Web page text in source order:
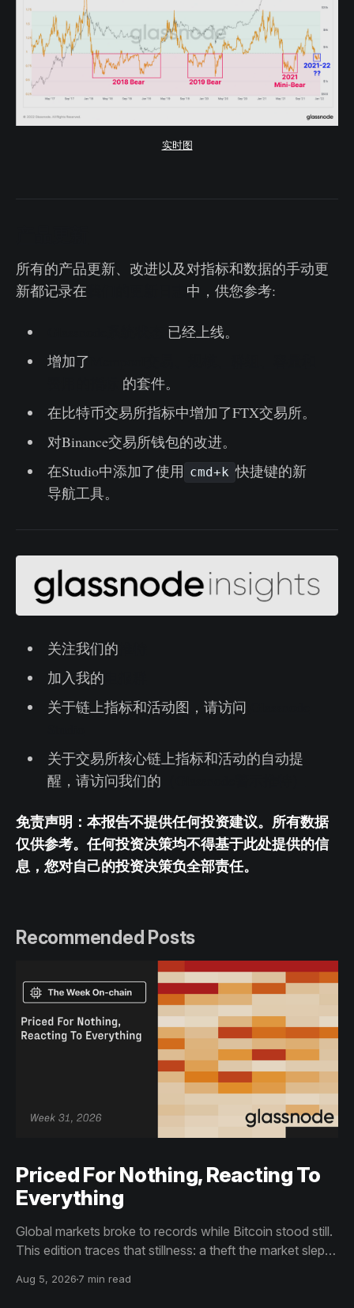
实时图
所有的产品更新、改进以及对指标和数据的手动更
新都记录在
中，供您参考:
已经上线。
增加了
的套件。
在比特币交易所指标中增加了FTX交易所。
对Binance交易所钱包的改进。
在Studio中添加了使用 cmd+k 快捷键的新
导航工具。
关注我们的
加入我的
关于链上指标和活动图，请访问
关于交易所核心链上指标和活动的自动提
醒，请访问我们的
免责声明：本报告不提供任何投资建议。所有数据
仅供参考。任何投资决策均不得基于此处提供的信
息，您对自己的投资决策负全部责任。
Recommended Posts
Priced For Nothing, Reacting To
Everything
Global markets broke to records while Bitcoin stood still.
This edition traces that stillness: a theft the market slept
than capitulation, and an options market priced for
Aug 5, 2026 7 min read